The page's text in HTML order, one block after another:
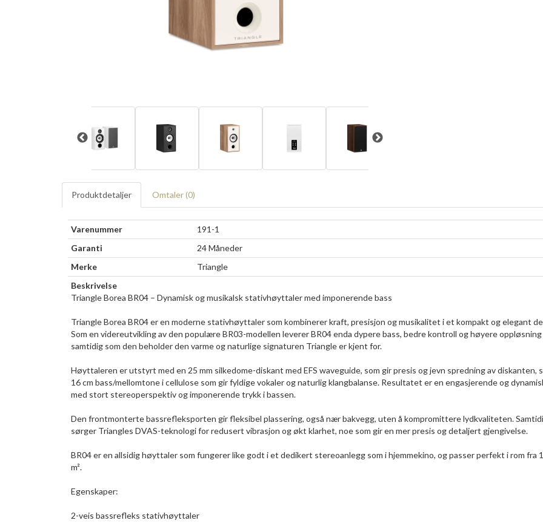
Produktdetaljer Omtaler (0)
Varenummer
191-1
Garanti
24 Måneder
Merke
Triangle
Beskrivelse
Triangle Borea BR04 – Dynamisk og musikalsk stativhøyttaler med imponerende bass
Triangle Borea BR04 er en moderne stativhøyttaler som kombinerer kraft, presisjon og musikalitet i et kompakt og elegant
Som en videreutvikling av den populære BR03-modellen leverer BR04 enda dypere bass, bedre kontroll og høyere
samtidig som den beholder den varme og naturlige signaturen Triangle er kjent for.
Høyttaleren er utstyrt med en 25 mm silkedome-diskant med EFS waveguide, som gir presis og jevn spredning av diskanten,
16 cm bass/mellomtone i cellulose som gir fyldige vokaler og naturlig klangbalanse. Resultatet er en engasjerende og
med stort stereoperspektiv og imponerende trykk i bassen.
Den frontmonterte bassrefleksporten gir fleksibel plassering, også nær bakvegg, uten å kompromittere lydkvaliteten.
sørger Triangles DVAS-teknologi for redusert vibrasjon og økt klarhet, noe som gir en mer presis og detaljert gjengivelse.
BR04 er en allsidig høyttaler som fungerer like godt i et dedikert stereoanlegg som i hjemmekino, og passer perfekt i rom fra
m².
Egenskaper:
2-veis bassrefleks stativhøyttaler